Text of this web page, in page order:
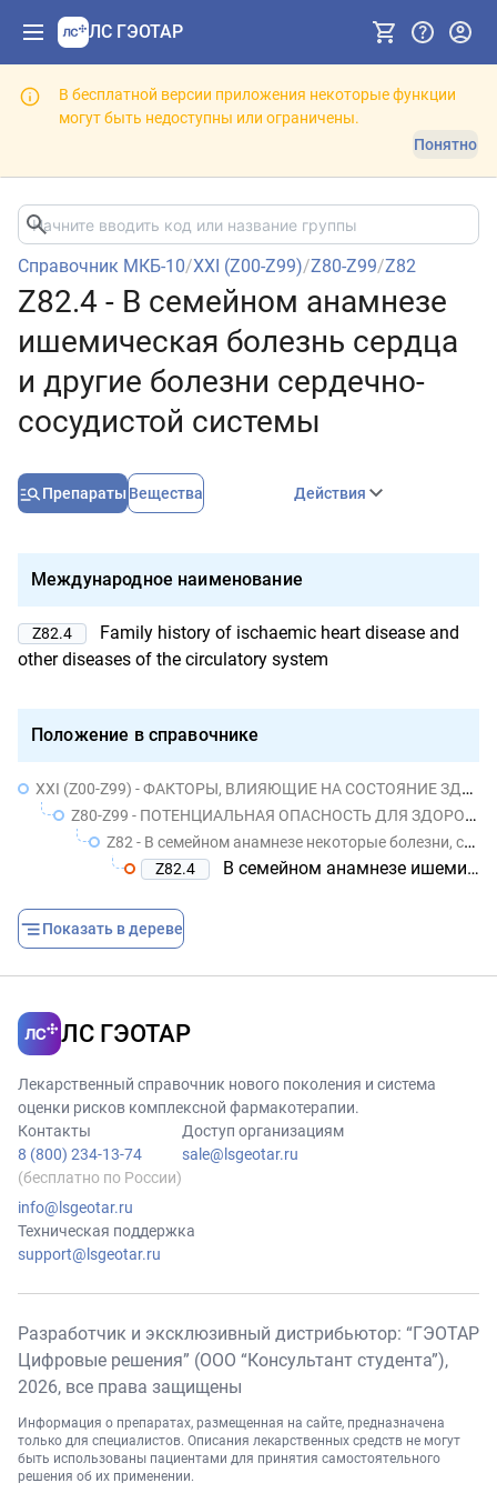
ЛС ГЭОТАР
В бесплатной версии приложения некоторые функции
могут быть недоступны или ограничены.
Понятно
Справочник МКБ-10/XXI (Z00-Z99)/Z80-Z99/Z82
Z82.4 - В семейном анамнезе
ишемическая болезнь сердца
и другие болезни сердечно-
сосудистой системы
Препараты Вещества Действия
Международное наименование
Z82.4
Family history of ischaemic heart disease and
other diseases of the circulatory system
Положение в справочнике
XXI (Z00-Z99) - ФАКТОРЫ, ВЛИЯЮЩИЕ НА СОСТОЯНИЕ ЗДОРОВЬЯ НАСЕЛЕНИЯ И ОБРАЩЕНИЯ В УЧРЕЖДЕНИЯ ЗДРАВООХРАНЕНИЯ
Z80-Z99 - ПОТЕНЦИАЛЬНАЯ ОПАСНОСТЬ ДЛЯ ЗДОРОВЬЯ, СВЯЗАННАЯ С ЛИЧНЫМ И СЕМЕЙНЫМ АНАМНЕЗОМ И ОПРЕДЕЛЕННЫМИ СОСТОЯНИЯМИ, ВЛИЯЮЩИМИ НА ЗДОРОВЬЕ
Z82 - В семейном анамнезе некоторые болезни, снижающие трудоспособность, и хронические болезни, ведущие к инвалидности
Z82.4
В семейном анамнезе ишемическая болезнь сердца и другие болезни сердечно-сосудистой системы
Показать в дереве
ЛС ГЭОТАР
Лекарственный справочник нового поколения и система
оценки рисков комплексной фармакотерапии.
Контакты
8 (800) 234-13-74
(бесплатно по России)
info@lsgeotar.ru
Доступ организациям
sale@lsgeotar.ru
Техническая поддержка
support@lsgeotar.ru
Разработчик и эксклюзивный дистрибьютор: “ГЭОТАР
Цифровые решения” (ООО “Консультант студента”),
2026, все права защищены
Информация о препаратах, размещенная на сайте, предназначена
только для специалистов. Описания лекарственных средств не могут
быть использованы пациентами для принятия самостоятельного
решения об их применении.